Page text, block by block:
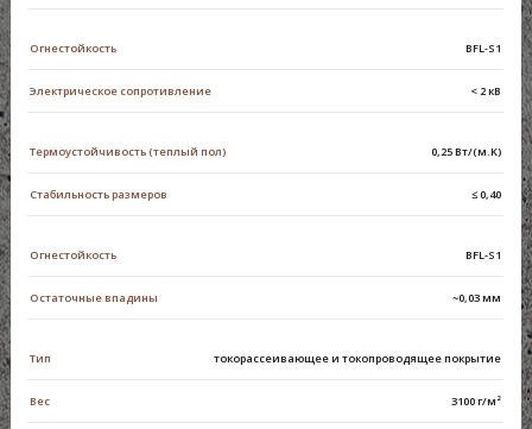
Огнестойкость ВFL-S1
Электрическое сопротивление < 2 кВ
Термоустойчивость (теплый пол) 0,25 Вт/(м.K)
Стабильность размеров ≤ 0,40
Огнестойкость ВFL-S1
Остаточные впадины ~0,03 мм
Тип токорассеивающее и токопроводящее покрытие
Вес 3100 г/м²